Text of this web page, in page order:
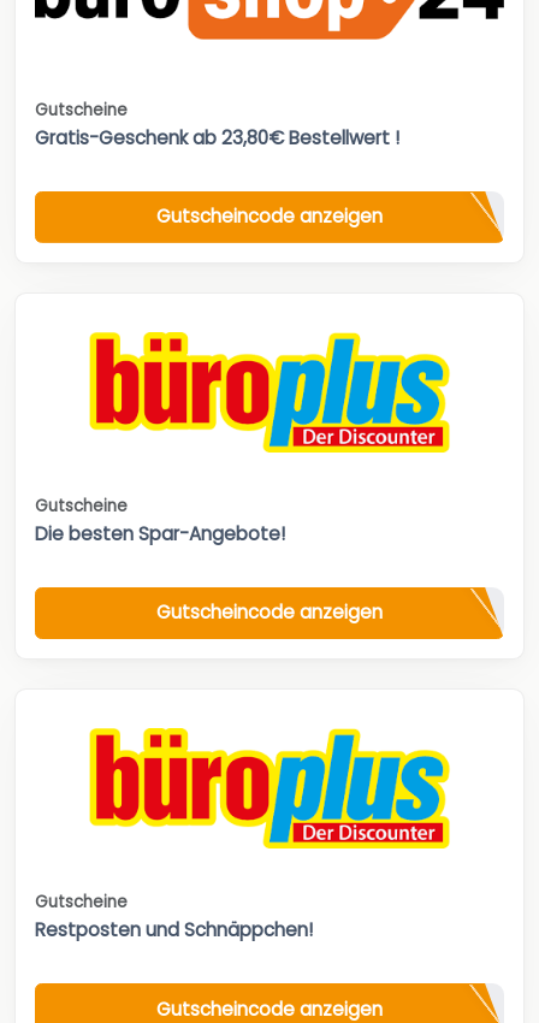
Gutscheine
Gratis-Geschenk ab 23,80€ Bestellwert !
Gutscheincode anzeigen
Gutscheine
Die besten Spar-Angebote!
Gutscheincode anzeigen
Gutscheine
Restposten und Schnäppchen!
Gutscheincode anzeigen